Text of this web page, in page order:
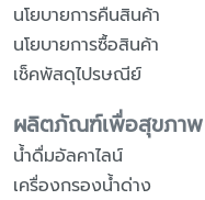
นโยบายการคืนสินค้า
นโยบายการซื้อสินค้า
เช็คพัสดุไปรษณีย์
ผลิตภัณฑ์เพื่อสุขภาพ
น้ำดื่มอัลคาไลน์
เครื่องกรองน้ำด่าง